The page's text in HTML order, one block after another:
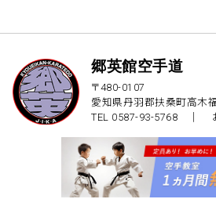
郷英館空手道
〒480-0107
愛知県丹羽郡扶桑町高木
TEL 0587-93-5768 ｜